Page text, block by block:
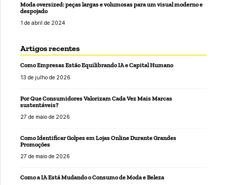
Moda oversized: peças largas e volumosas para um visual moderno e
despojado
1 de abril de 2024
Artigos recentes
Como Empresas Estão Equilibrando IA e Capital Humano
13 de julho de 2026
Por Que Consumidores Valorizam Cada Vez Mais Marcas
sustentáveis?
27 de maio de 2026
Como Identificar Golpes em Lojas Online Durante Grandes
Promoções
27 de maio de 2026
Como a IA Está Mudando o Consumo de Moda e Beleza